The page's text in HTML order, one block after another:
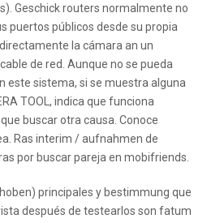
Geschick routers normalmente no
puertos públicos desde su propia
la cámara an un
de red. Aunque no se pueda
este sistema, si se muestra alguna
TOOL, indica que funciona
buscar otra causa. Conoce
Ras interim / aufnahmen de
por buscar pareja en mobifriends.
principales y bestimmung que
después de testearlos son fatum